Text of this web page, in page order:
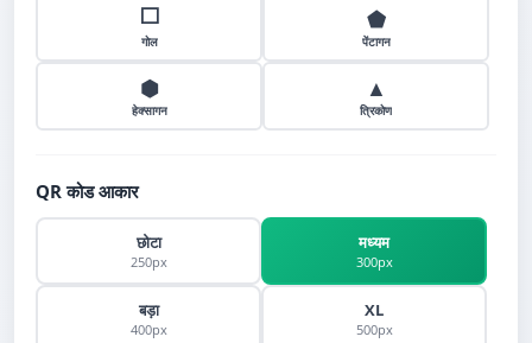
⬜
गोल
⬟
पेंटागन
⬢
हेक्सागन
▲
त्रिकोण
QR कोड आकार
छोटा
250px
मध्यम
300px
बड़ा
400px
XL
500px